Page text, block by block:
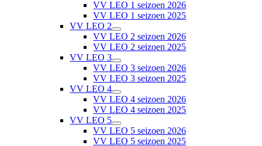
VV LEO 1 seizoen 2026
VV LEO 1 seizoen 2025
VV LEO 2
VV LEO 2 seizoen 2026
VV LEO 2 seizoen 2025
VV LEO 3
VV LEO 3 seizoen 2026
VV LEO 3 seizoen 2025
VV LEO 4
VV LEO 4 seizoen 2026
VV LEO 4 seizoen 2025
VV LEO 5
VV LEO 5 seizoen 2026
VV LEO 5 seizoen 2025